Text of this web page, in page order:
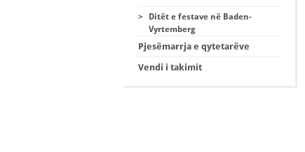
>
Ditët e festave në Baden-
Vyrtemberg
Pjesëmarrja e qytetarëve
Vendi i takimit